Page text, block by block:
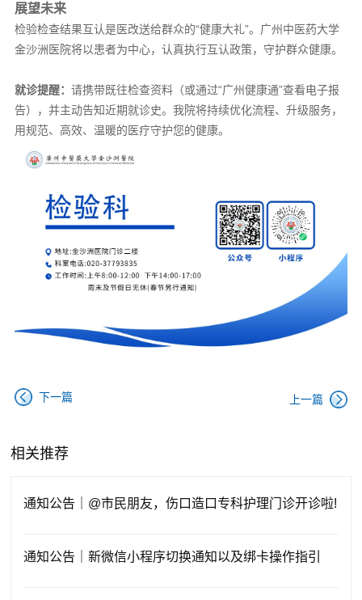
展望未来
检验检查结果互认是医改送给群众的“健康大礼”。广州中医药大学
金沙洲医院将以患者为中心，认真执行互认政策，守护群众健康。
就诊提醒： 请携带既往检查资料（或通过“广州健康通”查看电子报
告），并主动告知近期就诊史。我院将持续优化流程、升级服务，
用规范、高效、温暖的医疗守护您的健康。
下一篇 上一篇
相关推荐
通知公告｜@市民朋友，伤口造口专科护理门诊开诊啦!
通知公告｜新微信小程序切换通知以及绑卡操作指引